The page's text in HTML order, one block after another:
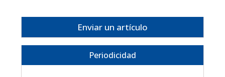
Enviar un artículo
Periodicidad